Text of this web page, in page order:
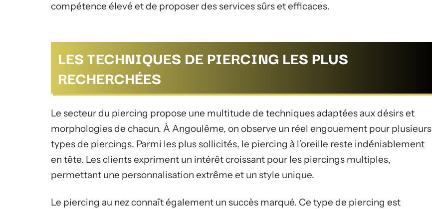
compétence élevé et de proposer des services sûrs et efficaces.
LES TECHNIQUES DE PIERCING LES PLUS
RECHERCHÉES
Le secteur du piercing propose une multitude de techniques adaptées aux désirs et
morphologies de chacun. À Angoulême, on observe un réel engouement pour plusieurs
types de piercings. Parmi les plus sollicités, le piercing à l’oreille reste indéniablement
en tête. Les clients expriment un intérêt croissant pour les piercings multiples,
permettant une personnalisation extrême et un style unique.
Le piercing au nez connaît également un succès marqué. Ce type de piercing est